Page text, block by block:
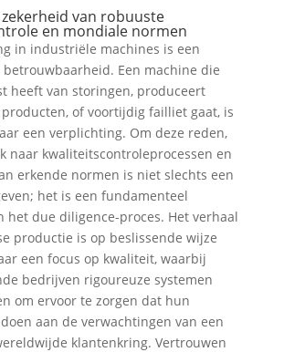
zekerheid van robuuste
en mondiale normen
in industriële machines is een
Een machine die
heeft van storingen, produceert
of voortijdig failliet gaat, is
een verplichting. Om deze reden,
naar kwaliteitscontroleprocessen en
erkende normen is niet slechts een
het is een fundamenteel
het due diligence-proces. Het verhaal
productie is op beslissende wijze
een focus op kwaliteit, waarbij
bedrijven rigoureuze systemen
om ervoor te zorgen dat hun
aan de verwachtingen van een
klantenkring. Vertrouwen